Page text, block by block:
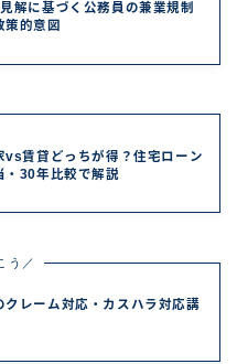
解に基づく公務員の兼業規制
策的意図
vs賃貸どっちが得？住宅ローン
・30年比較で解説
う／
クレーム対応・カスハラ対応講